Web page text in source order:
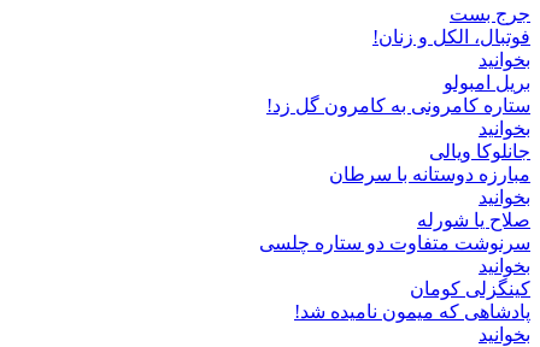
جرج بست
فوتبال، الکل و زنان!
بخوانید
بریل امبولو
ستاره کامرونی به کامرون گل زد!
بخوانید
جانلوکا ویالی
مبارزه دوستانه با سرطان
بخوانید
صلاح یا شورله
سرنوشت متفاوت دو ستاره چلسی
بخوانید
کینگزلی کومان
پادشاهی که میمون نامیده شد!
بخوانید